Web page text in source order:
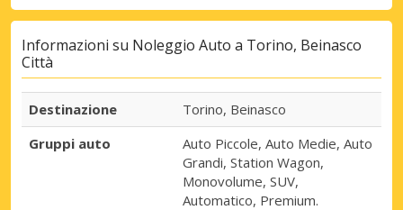
Informazioni su Noleggio Auto a Torino, Beinasco
Città
Destinazione
Torino, Beinasco
Gruppi auto
Auto Piccole, Auto Medie, Auto
Grandi, Station Wagon,
Monovolume, SUV,
Automatico, Premium.